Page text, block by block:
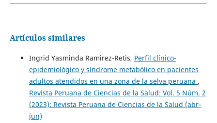
Artículos similares
Ingrid Yasminda Ramirez-Retis, Perfil clínico-
epidemiológico y síndrome metabólico en pacientes
adultos atendidos en una zona de la selva peruana ,
Revista Peruana de Ciencias de la Salud: Vol. 5 Núm. 2
(2023): Revista Peruana de Ciencias de la Salud (abr-
jun)